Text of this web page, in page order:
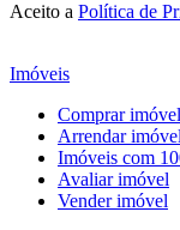
Aceito a Política de
Imóveis
Comprar imóvel
Arrendar imóvel
Imóveis com
Avaliar imóvel
Vender imóvel